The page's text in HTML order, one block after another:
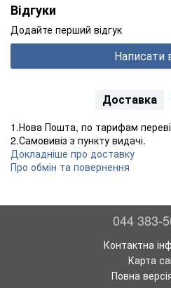
Відгуки
Додайте перший відгук
Написати
Доставка
1.Нова Пошта, по тарифам
2.Самовивіз з пункту видачі.
Докладніше про доставку
Про обмін та повернення
044 383-
Контактна
Карта
Повна